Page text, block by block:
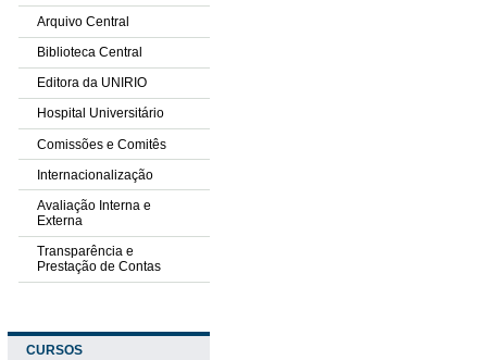
Arquivo Central
Biblioteca Central
Editora da UNIRIO
Hospital Universitário
Comissões e Comitês
Internacionalização
Avaliação Interna e
Externa
Transparência e
Prestação de Contas
CURSOS